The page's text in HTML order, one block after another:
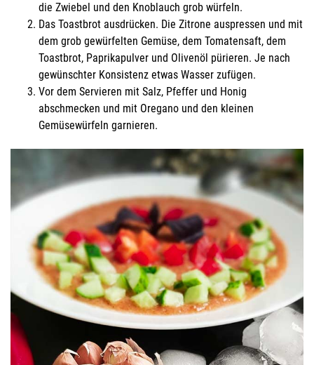
die Zwiebel und den Knoblauch grob würfeln.
Das Toastbrot ausdrücken. Die Zitrone auspressen und mit
dem grob gewürfelten Gemüse, dem Tomatensaft, dem
Toastbrot, Paprikapulver und Olivenöl pürieren. Je nach
gewünschter Konsistenz etwas Wasser zufügen.
Vor dem Servieren mit Salz, Pfeffer und Honig
abschmecken und mit Oregano und den kleinen
Gemüsewürfeln garnieren.